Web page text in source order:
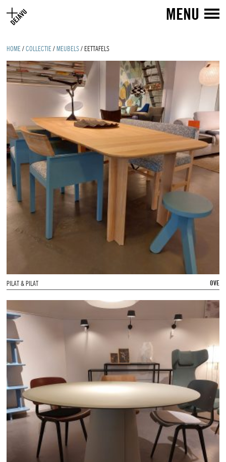
MENU
HOME /COLLECTIE / MEUBELS / EETTAFELS
PILAT & PILAT OVE